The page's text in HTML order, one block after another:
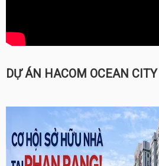
DỰ ÁN HACOM OCEAN CITY